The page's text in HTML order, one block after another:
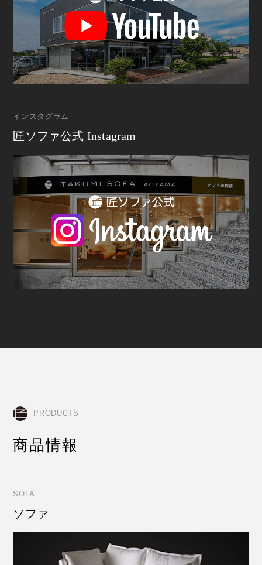
インスタグラム
匠ソファ公式 Instagram
PRODUCTS
商品情報
SOFA
ソファ